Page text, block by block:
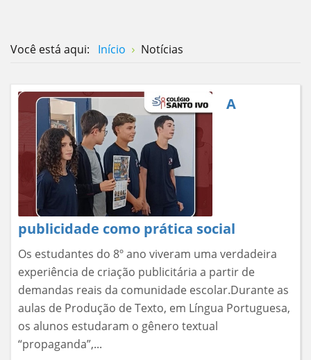
Você está aqui: Início Notícias
A
publicidade como prática social
Os estudantes do 8º ano viveram uma verdadeira
experiência de criação publicitária a partir de
demandas reais da comunidade escolar.Durante as
aulas de Produção de Texto, em Língua Portuguesa,
os alunos estudaram o gênero textual
“propaganda”,...